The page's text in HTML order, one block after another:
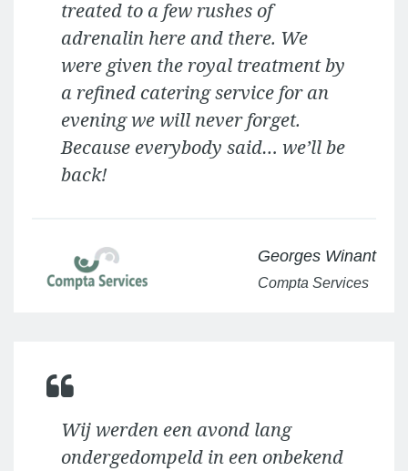
treated to a few rushes of
adrenalin here and there. We
were given the royal treatment by
a refined catering service for an
evening we will never forget.
Because everybody said… we’ll be
back!
Georges Winant
Compta Services
Wij werden een avond lang
ondergedompeld in een onbekend